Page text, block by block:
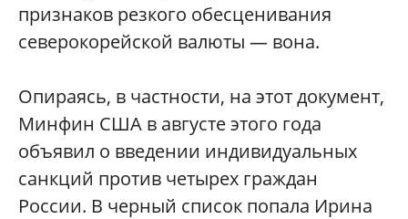
признаков резкого обесценивания
северокорейской валюты — вона.
Опираясь, в частности, на этот документ,
Минфин США в августе этого года
объявил о введении индивидуальных
санкций против четырех граждан
России. В черный список попала Ирина